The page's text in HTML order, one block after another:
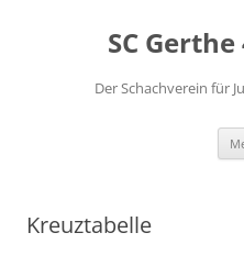
SC
Der Schachverein für
Kreuztabelle